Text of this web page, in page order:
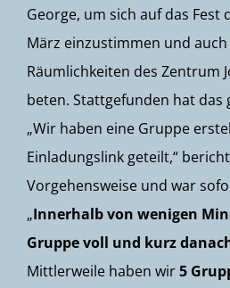
George, um sich auf das Fest
März einzustimmen und
Räumlichkeiten des Zentrum
beten. Stattgefunden hat das
„Wir haben eine Gruppe
Einladungslink geteilt,“
Vorgehensweise und war
„Innerhalb von wenigen
Gruppe voll und kurz
Mittlerweile haben wir5